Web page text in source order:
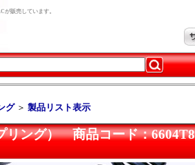
販売しています。
グ＞ 製品リスト表示
リング） 商品コード：